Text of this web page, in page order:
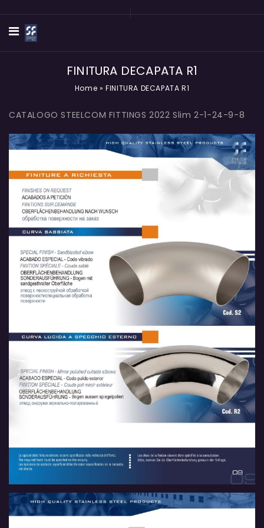
FINITURA DECAPATA R1
Home »FINITURA DECAPATA R1
CATALOGO STEELCOM FITTINGS 2022 Slim 2-1-24-9-8